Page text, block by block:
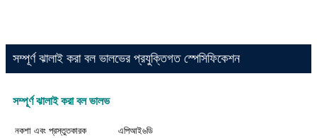
সম্পূর্ণ ঝালাই করা বল ভালভের প্রযুক্তিগত স্পেসিফিকেশন
সম্পূর্ণ ঝালাই করা বল ভালভ
নকশা এবং প্রস্তুতকারক
এপিআই৬ডি